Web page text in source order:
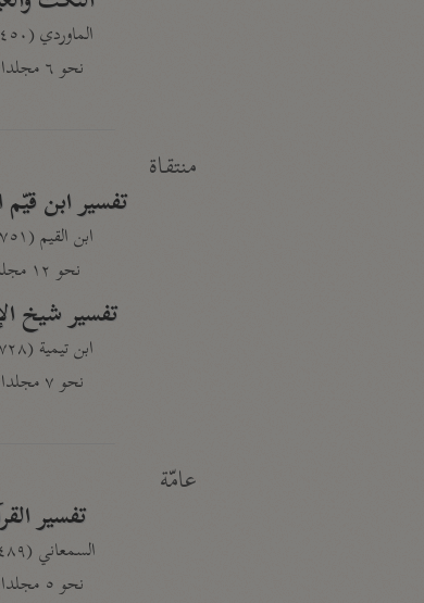
الماوردي (٤٥٠ هـ)
نحو ٦ مجلدات
منتقاة
تفسير ابن قيّم
ابن القيم (٧٥١ هـ)
نحو ١٢ مجلدًا
تفسير شيخ
ابن تيمية (٧٢٨ هـ)
نحو ٧ مجلدات
عامّة
تفسير
السمعاني (٤٨٩ هـ)
نحو ٥ مجلدات